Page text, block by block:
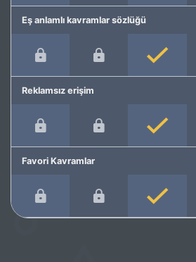
Eş anlamlı kavramlar sözlüğü
Reklamsız erişim
Favori Kavramlar